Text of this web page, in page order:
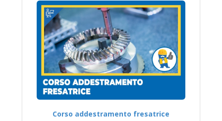
Corso addestramento fresatrice